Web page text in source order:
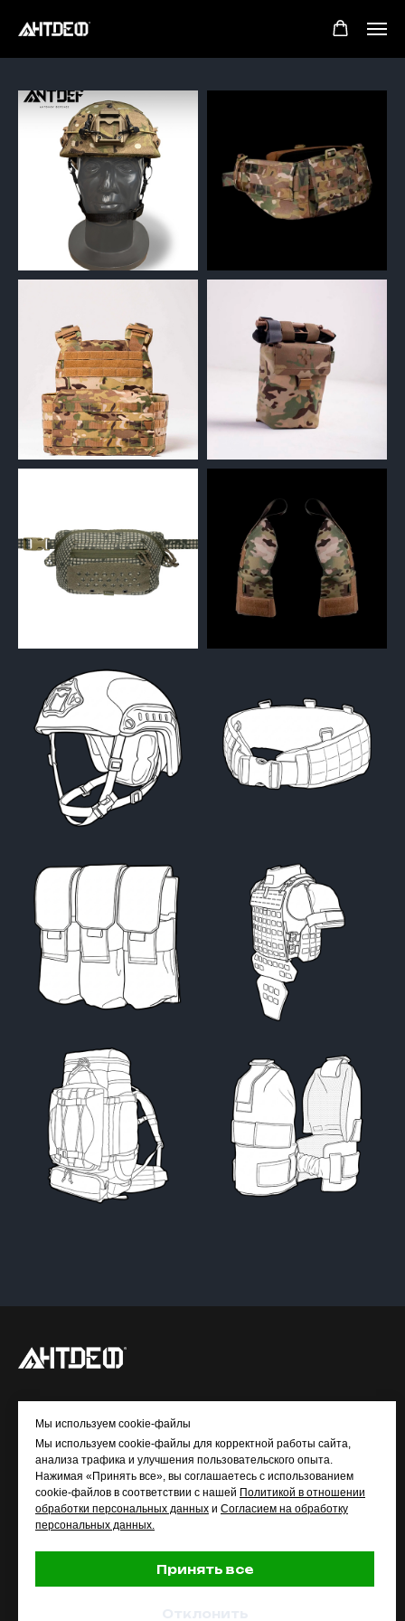
МЕНЮ
Главная
Каталог
Контакты
Мы используем cookie-файлы
Мы используем cookie-файлы для корректной работы сайта,
анализа трафика и улучшения пользовательского опыта.
Нажимая «Принять все», вы соглашаетесь с использованием
cookie-файлов в соответствии с нашей Политикой в отношении
обработки персональных данных и Согласием на обработку
персональных данных.
Принять все